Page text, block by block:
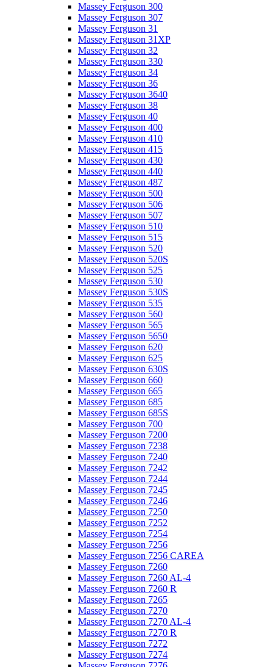
Massey Ferguson 300
Massey Ferguson 307
Massey Ferguson 31
Massey Ferguson 31XP
Massey Ferguson 32
Massey Ferguson 330
Massey Ferguson 34
Massey Ferguson 36
Massey Ferguson 3640
Massey Ferguson 38
Massey Ferguson 40
Massey Ferguson 400
Massey Ferguson 410
Massey Ferguson 415
Massey Ferguson 430
Massey Ferguson 440
Massey Ferguson 487
Massey Ferguson 500
Massey Ferguson 506
Massey Ferguson 507
Massey Ferguson 510
Massey Ferguson 515
Massey Ferguson 520
Massey Ferguson 520S
Massey Ferguson 525
Massey Ferguson 530
Massey Ferguson 530S
Massey Ferguson 535
Massey Ferguson 560
Massey Ferguson 565
Massey Ferguson 5650
Massey Ferguson 620
Massey Ferguson 625
Massey Ferguson 630S
Massey Ferguson 660
Massey Ferguson 665
Massey Ferguson 685
Massey Ferguson 685S
Massey Ferguson 700
Massey Ferguson 7200
Massey Ferguson 7238
Massey Ferguson 7240
Massey Ferguson 7242
Massey Ferguson 7244
Massey Ferguson 7245
Massey Ferguson 7246
Massey Ferguson 7250
Massey Ferguson 7252
Massey Ferguson 7254
Massey Ferguson 7256
Massey Ferguson 7256 CAREA
Massey Ferguson 7260
Massey Ferguson 7260 AL-4
Massey Ferguson 7260 R
Massey Ferguson 7265
Massey Ferguson 7270
Massey Ferguson 7270 AL-4
Massey Ferguson 7270 R
Massey Ferguson 7272
Massey Ferguson 7274